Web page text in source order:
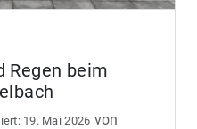
Regen beim
19. Mai 2026 von